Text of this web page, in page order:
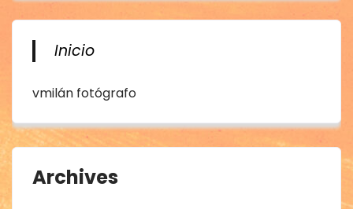
Inicio
vmilán fotógrafo
Archives